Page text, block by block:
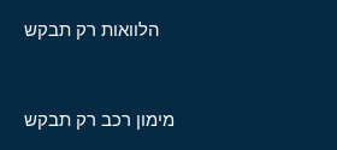
הלוואות רק תבקש
מימון רכב רק תבקש